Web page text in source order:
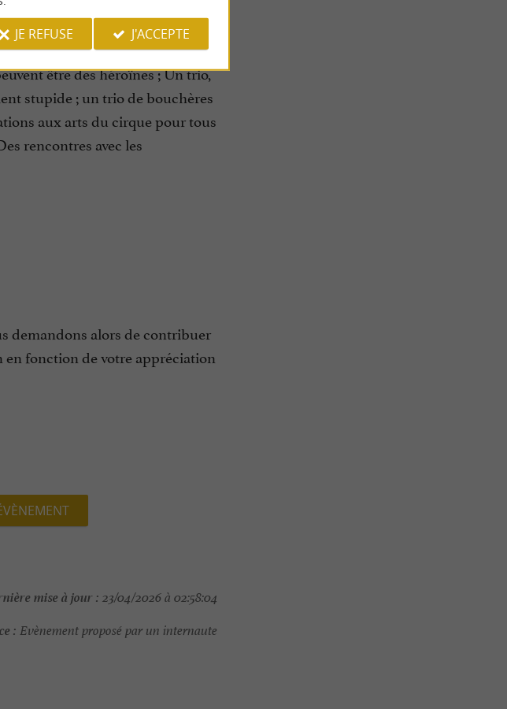
être des héroïnes ; Un trio,
stupide ; un trio de bouchères
aux arts du cirque pour tous
rencontres avec les
demandons alors de contribuer
en fonction de votre appréciation
mise à jour : 23/04/2026 à 02:58:04
: Evènement proposé par un internaute
JE REFUSE J'ACCEPTE